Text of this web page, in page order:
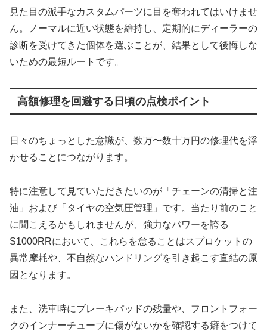
見た目の派手なカスタムパーツに目を奪われてはいけませ
ん。ノーマルに近い状態を維持し、定期的にディーラーの
診断を受けてきた個体を選ぶことが、結果として後悔しな
いための最短ルートです。
高額修理を回避する日頃の点検ポイント
日々のちょっとした意識が、数万〜数十万円の修理代を浮
かせることにつながります。
特に注意して見ていただきたいのが「チェーンの清掃と注
油」および「タイヤの空気圧管理」です。当たり前のこと
に聞こえるかもしれませんが、強力なパワーを誇る
S1000RRにおいて、これらを怠ることはスプロケットの
異常摩耗や、不自然なハンドリングを引き起こす直結の原
因となります。
また、洗車時にブレーキパッドの残量や、フロントフォー
クのインナーチューブに傷がないかを確認する癖をつけて